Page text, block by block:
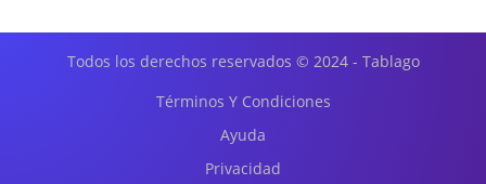
Todos los derechos reservados © 2024 - Tablago
Términos Y Condiciones
Ayuda
Privacidad